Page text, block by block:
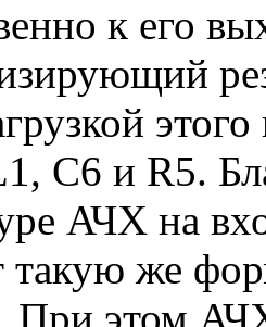
к его
С6 и R5.
АЧХ на
такую же